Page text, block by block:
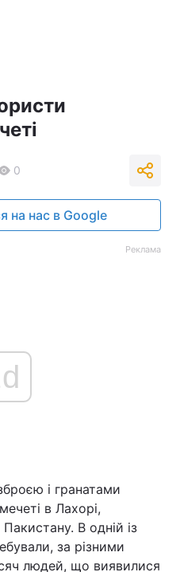
0
на нас в Google
Реклама
і гранатами
в Лахорі,
В одній із
за різними
людей, що виявилися